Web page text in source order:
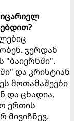
ჯერდან
"ბაიერნში".
და კრისტიან
მოთამაშეები
და ცხადია,
ერთის
მივიჩნევ.